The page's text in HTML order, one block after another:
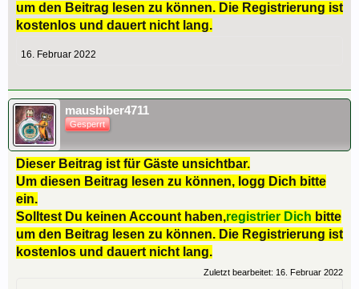
um den Beitrag lesen zu können. Die Registrierung ist
kostenlos und dauert nicht lang.
16. Februar 2022
mausbiber4711
Gesperrt
Dieser Beitrag ist für Gäste unsichtbar.
Um diesen Beitrag lesen zu können, logg Dich bitte
ein.
Solltest Du keinen Account haben,registrier Dich bitte
um den Beitrag lesen zu können. Die Registrierung ist
kostenlos und dauert nicht lang.
Zuletzt bearbeitet: 16. Februar 2022